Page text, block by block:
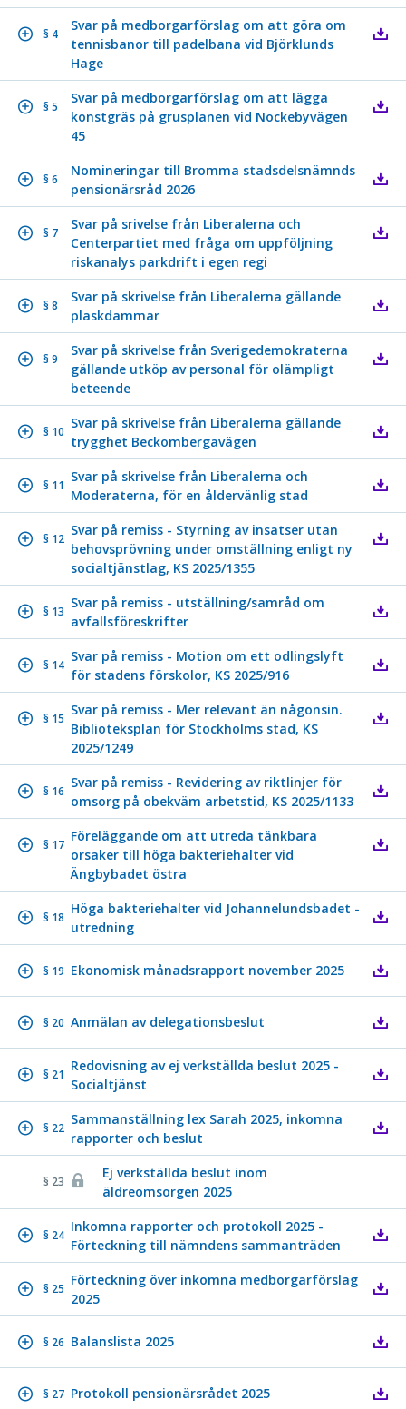
§ 4
Svar på medborgarförslag om att göra om
tennisbanor till padelbana vid Björklunds
Hage
§ 5
Svar på medborgarförslag om att lägga
konstgräs på grusplanen vid Nockebyvägen
45
§ 6
Nomineringar till Bromma stadsdelsnämnds
pensionärsråd 2026
§ 7
Svar på srivelse från Liberalerna och
Centerpartiet med fråga om uppföljning
riskanalys parkdrift i egen regi
§ 8
Svar på skrivelse från Liberalerna gällande
plaskdammar
§ 9
Svar på skrivelse från Sverigedemokraterna
gällande utköp av personal för olämpligt
beteende
§ 10
Svar på skrivelse från Liberalerna gällande
trygghet Beckombergavägen
§ 11
Svar på skrivelse från Liberalerna och
Moderaterna, för en åldervänlig stad
§ 12
Svar på remiss - Styrning av insatser utan
behovsprövning under omställning enligt ny
socialtjänstlag, KS 2025/1355
§ 13
Svar på remiss - utställning/samråd om
avfallsföreskrifter
§ 14
Svar på remiss - Motion om ett odlingslyft
för stadens förskolor, KS 2025/916
§ 15
Svar på remiss - Mer relevant än någonsin.
Biblioteksplan för Stockholms stad, KS
2025/1249
§ 16
Svar på remiss - Revidering av riktlinjer för
omsorg på obekväm arbetstid, KS 2025/1133
§ 17
Föreläggande om att utreda tänkbara
orsaker till höga bakteriehalter vid
Ängbybadet östra
§ 18
Höga bakteriehalter vid Johannelundsbadet -
utredning
§ 19 Ekonomisk månadsrapport november 2025
§ 20 Anmälan av delegationsbeslut
§ 21
Redovisning av ej verkställda beslut 2025 -
Socialtjänst
§ 22
Sammanställning lex Sarah 2025, inkomna
rapporter och beslut
§ 23
Ej verkställda beslut inom
äldreomsorgen 2025
§ 24
Inkomna rapporter och protokoll 2025 -
Förteckning till nämndens sammanträden
§ 25
Förteckning över inkomna medborgarförslag
2025
§ 26 Balanslista 2025
§ 27 Protokoll pensionärsrådet 2025